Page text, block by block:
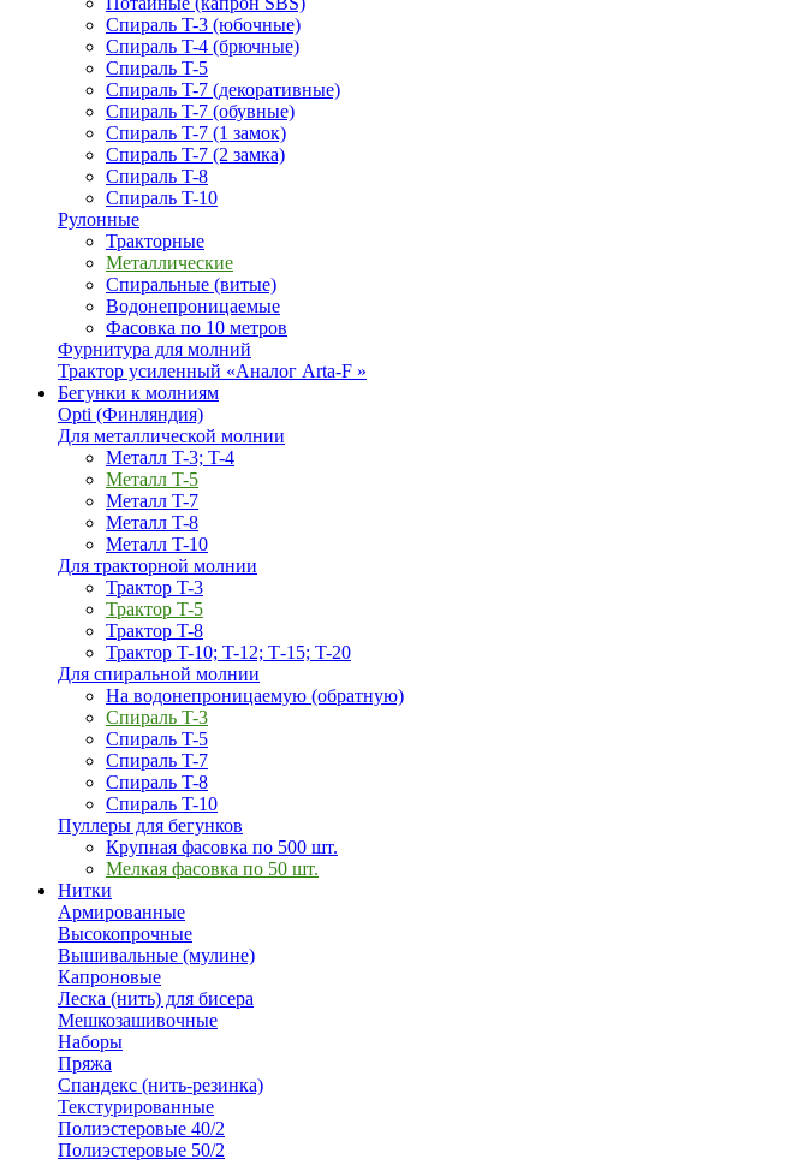
Спираль T-3 (юбочные)
Спираль T-4 (брючные)
Спираль T-5
Спираль T-7 (декоративные)
Спираль T-7 (обувные)
Спираль T-7 (1 замок)
Спираль T-7 (2 замка)
Спираль T-8
Спираль T-10
Рулонные
Тракторные
Металлические
Спиральные (витые)
Водонепроницаемые
Фасовка по 10 метров
Фурнитура для молний
Трактор усиленный «Аналог Arta-F »
Бегунки к молниям
Opti (Финляндия)
Для металлической молнии
Металл T-3; T-4
Металл T-5
Металл T-7
Металл T-8
Металл T-10
Для тракторной молнии
Трактор T-3
Трактор T-5
Трактор T-8
Трактор T-10; T-12; Т-15; T-20
Для спиральной молнии
На водонепроницаемую (обратную)
Спираль T-3
Спираль T-5
Спираль T-7
Спираль T-8
Спираль T-10
Пуллеры для бегунков
Крупная фасовка по 500 шт.
Мелкая фасовка по 50 шт.
Нитки
Армированные
Высокопрочные
Вышивальные (мулине)
Капроновые
Леска (нить) для бисера
Мешкозашивочные
Наборы
Пряжа
Спандекс (нить-резинка)
Текстурированные
Полиэстеровые 40/2
Полиэстеровые 50/2